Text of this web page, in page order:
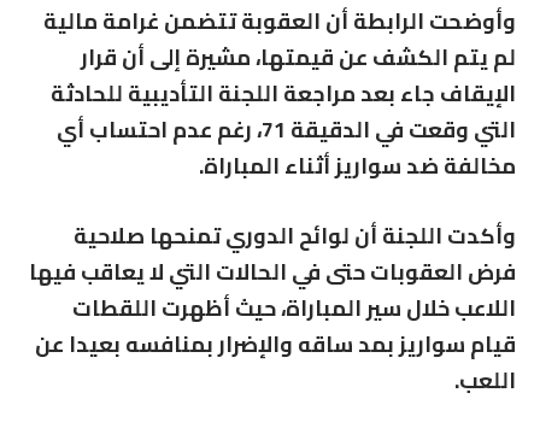
وأوضحت الرابطة أن العقوبة تتضمن غرامة مالية
لم يتم الكشف عن قيمتها، مشيرة إلى أن قرار
الإيقاف جاء بعد مراجعة اللجنة التأديبية للحادثة
التي وقعت في الدقيقة 71، رغم عدم احتساب أي
مخالفة ضد سواريز أثناء المباراة.
وأكدت اللجنة أن لوائح الدوري تمنحها صلاحية
فرض العقوبات حتى في الحالات التي لا يعاقب فيها
اللاعب خلال سير المباراة، حيث أظهرت اللقطات
قيام سواريز بمد ساقه والإضرار بمنافسه بعيدا عن
اللعب.